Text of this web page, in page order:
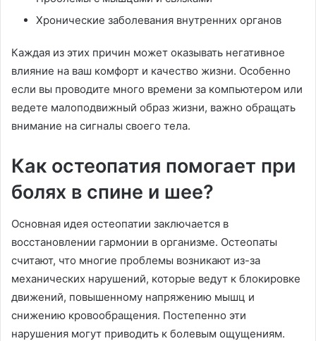
Хронические заболевания внутренних органов
Каждая из этих причин может оказывать негативное
влияние на ваш комфорт и качество жизни. Особенно
если вы проводите много времени за компьютером или
ведете малоподвижный образ жизни, важно обращать
внимание на сигналы своего тела.
Как остеопатия помогает при
болях в спине и шее?
Основная идея остеопатии заключается в
восстановлении гармонии в организме. Остеопаты
считают, что многие проблемы возникают из-за
механических нарушений, которые ведут к блокировке
движений, повышенному напряжению мышц и
снижению кровообращения. Постепенно эти
нарушения могут приводить к болевым ощущениям.